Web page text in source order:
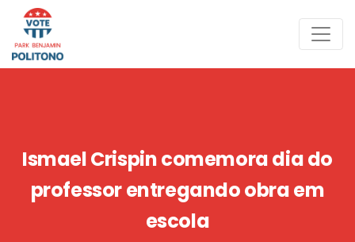
Ismael Crispin comemora dia do
professor entregando obra em
escola